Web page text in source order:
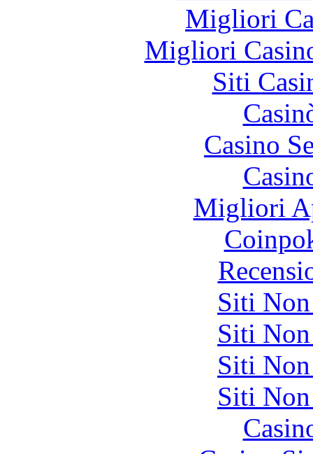
Migliori
Migliori
Siti
Casino
Migliori
Siti
Siti
Siti
Siti